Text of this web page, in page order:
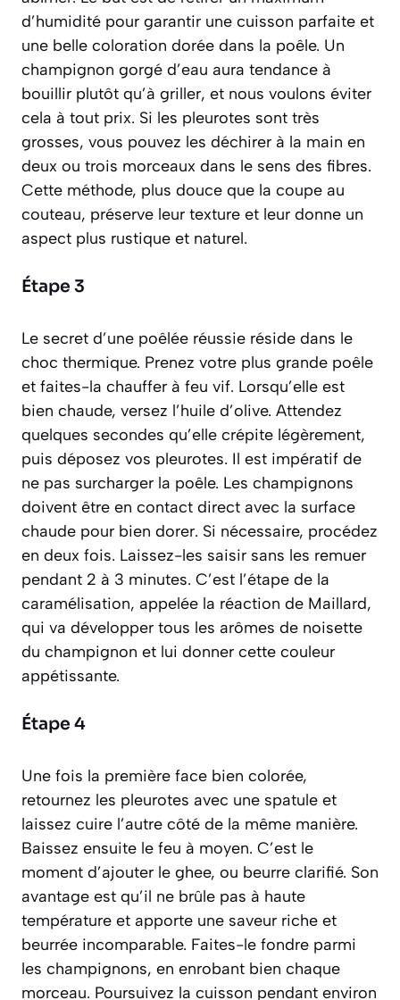
d’humidité pour garantir une cuisson parfaite et
une belle coloration dorée dans la poêle. Un
champignon gorgé d’eau aura tendance à
bouillir plutôt qu’à griller, et nous voulons éviter
cela à tout prix. Si les pleurotes sont très
grosses, vous pouvez les déchirer à la main en
deux ou trois morceaux dans le sens des fibres.
Cette méthode, plus douce que la coupe au
couteau, préserve leur texture et leur donne un
aspect plus rustique et naturel.
Étape 3
Le secret d’une poêlée réussie réside dans le
choc thermique. Prenez votre plus grande poêle
et faites-la chauffer à feu vif. Lorsqu’elle est
bien chaude, versez l’huile d’olive. Attendez
quelques secondes qu’elle crépite légèrement,
puis déposez vos pleurotes. Il est impératif de
ne pas surcharger la poêle. Les champignons
doivent être en contact direct avec la surface
chaude pour bien dorer. Si nécessaire, procédez
en deux fois. Laissez-les saisir sans les remuer
pendant 2 à 3 minutes. C’est l’étape de la
caramélisation, appelée la réaction de Maillard,
qui va développer tous les arômes de noisette
du champignon et lui donner cette couleur
appétissante.
Étape 4
Une fois la première face bien colorée,
retournez les pleurotes avec une spatule et
laissez cuire l’autre côté de la même manière.
Baissez ensuite le feu à moyen. C’est le
moment d’ajouter le ghee, ou beurre clarifié. Son
avantage est qu’il ne brûle pas à haute
température et apporte une saveur riche et
beurrée incomparable. Faites-le fondre parmi
les champignons, en enrobant bien chaque
morceau. Poursuivez la cuisson pendant environ